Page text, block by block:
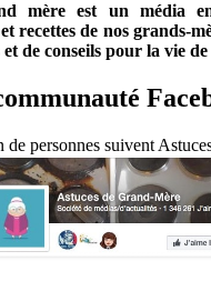
mère est un média
recettes de nos grands-
et de conseils pour la vie
personnes suivent